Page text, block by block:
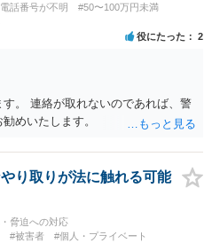
話番号が不明
#50〜100万円未満
役にたった 2
。 連絡が取れないのであれば、警
めいたします。
り取りが法に触れる可能
脅迫への対応
#被害者 #個人・プライベート